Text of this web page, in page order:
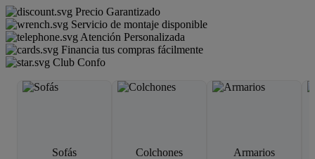
Precio Garantizado
Servicio de montaje disponible
Atención Personalizada
Financia tus compras fácilmente
Club Confo
Sofás Colchones Armarios